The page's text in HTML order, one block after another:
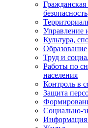
безопасность
Управление
Культура,
Образование
Труд и
Работы по
населения
Контроль в
Защита
Социально-
Информация